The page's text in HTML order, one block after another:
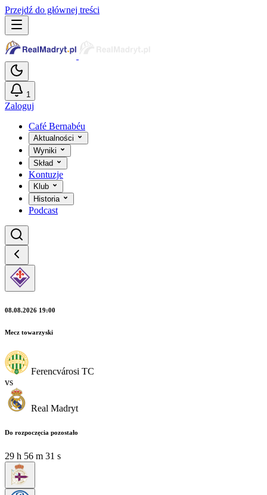
Przejdź do głównej treści
1
Zaloguj
Café Bernabéu
Aktualności
Wyniki
Skład
Kontuzje
Klub
Historia
Podcast
08.08.2026 19:00
Mecz towarzyski
Ferencvárosi TC
vs
Real Madryt
Do rozpoczęcia pozostało
29 h 56 m 29 s